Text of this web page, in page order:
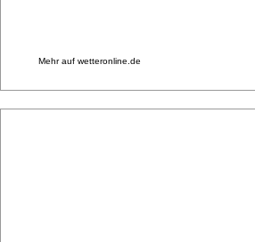
Mehr auf wetteronline.de